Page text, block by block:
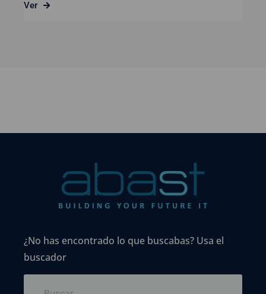
Ver
¿No has encontrado lo que buscabas? Usa el
buscador